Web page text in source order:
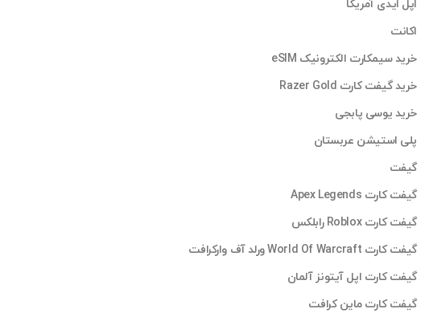
اپل ایدی آمریکا
اکانت
خرید سیمکارت الکترونیک eSIM
خرید گیفت کارت Razer Gold
خرید یوسی پابجی
پلی استیشن عربستان
گیفت
گیفت کارت Apex Legends
گیفت کارت Roblox رابلکس
گیفت کارت World Of Warcraft ورلد آف وارکرافت
گیفت کارت اپل آیتونز آلمان
گیفت کارت ماین کرافت